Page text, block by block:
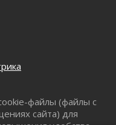
файлы (файлы с
сайта) для